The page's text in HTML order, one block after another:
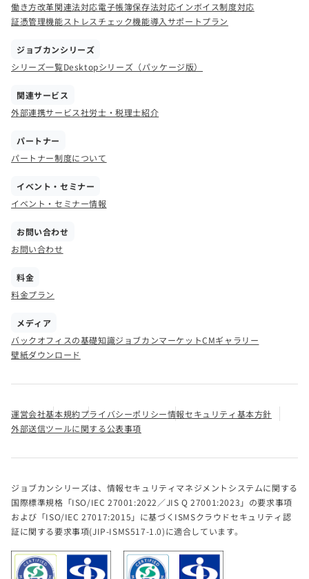
働き方改革関連法対応電子帳簿保存法対応インボイス制度対応
証憑管理機能ストレスチェック機能導入サポートプラン
ジョブカンシリーズ
シリーズ一覧Desktopシリーズ（パッケージ版）
関連サービス
外部連携サービス社労士・税理士紹介
パートナー
パートナー制度について
イベント・セミナー
イベント・セミナー情報
お問い合わせ
お問い合わせ
料金
料金プラン
メディア
バックオフィスの基礎知識ジョブカンマーケットCMギャラリー
壁紙ダウンロード
運営会社基本規約プライバシーポリシー情報セキュリティ基本方針
外部送信ツールに関する公表事項
ジョブカンシリーズは、情報セキュリティマネジメントシステムに関する
国際標準規格「ISO/IEC 27001:2022／JIS Q 27001:2023」の要求事項
および「ISO/IEC 27017:2015」に基づくISMSクラウドセキュリティ認
証に関する要求事項(JIP-ISMS517-1.0)に適合しています。